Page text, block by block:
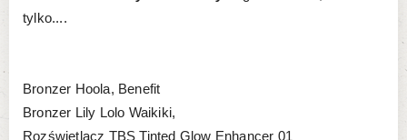
tylko....
Bronzer Hoola, Benefit
Bronzer Lily Lolo Waikiki,
Rozświetlacz TBS Tinted Glow Enhancer 01